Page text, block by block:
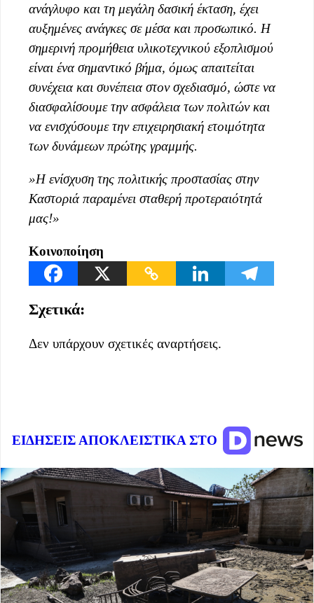
ανάγλυφο και τη μεγάλη δασική έκταση, έχει
αυξημένες ανάγκες σε μέσα και προσωπικό. Η
σημερινή προμήθεια υλικοτεχνικού εξοπλισμού
είναι ένα σημαντικό βήμα, όμως απαιτείται
συνέχεια και συνέπεια στον σχεδιασμό, ώστε να
διασφαλίσουμε την ασφάλεια των πολιτών και
να ενισχύσουμε την επιχειρησιακή ετοιμότητα
των δυνάμεων πρώτης γραμμής.
»Η ενίσχυση της πολιτικής προστασίας στην
Καστοριά παραμένει σταθερή προτεραιότητά
μας!»
Κοινοποίηση
Σχετικά:
Δεν υπάρχουν σχετικές αναρτήσεις.
ΕΙΔΗΣΕΙΣ ΑΠΟΚΛΕΙΣΤΙΚΑ ΣΤΟ